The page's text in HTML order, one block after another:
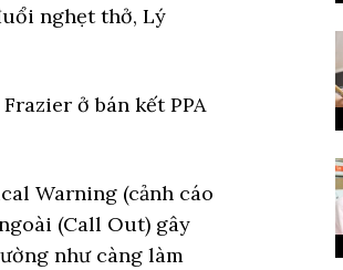
nghẹt thở, Lý
ở bán kết PPA
Warning (cảnh cáo
(Call Out) gây
như càng làm